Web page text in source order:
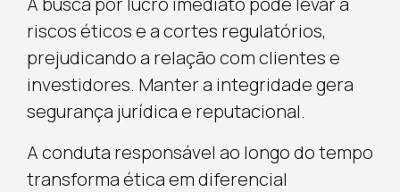
riscos éticos e a cortes regulatórios,
prejudicando a relação com clientes e
investidores. Manter a integridade gera
segurança jurídica e reputacional.
A conduta responsável ao longo do tempo
transforma ética em diferencial